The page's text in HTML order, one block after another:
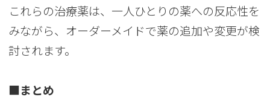
これらの治療薬は、一人ひとりの薬への反応性を
みながら、オーダーメイドで薬の追加や変更が検
討されます。
■まとめ